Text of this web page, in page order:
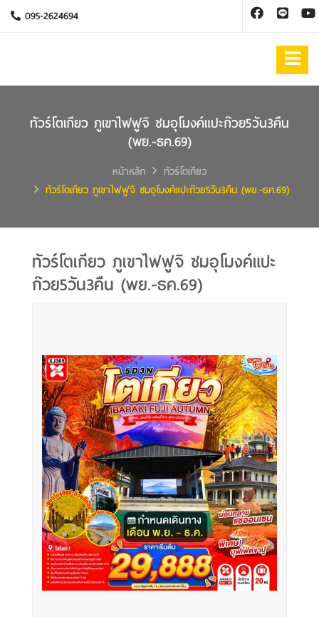
095-2624694
ทัวร์โตเกียว ภูเขาไฟฟูจิ ชมอุโมงค์แปะก๊วย5วัน3คืน
(พย.-ธค.69)
หน้าหลัก
ทัวร์โตเกียว
ทัวร์โตเกียว ภูเขาไฟฟูจิ ชมอุโมงค์แปะก๊วย5วัน3คืน (พย.-ธค.69)
ทัวร์โตเกียว ภูเขาไฟฟูจิ ชมอุโมงค์แปะ
ก๊วย5วัน3คืน (พย.-ธค.69)